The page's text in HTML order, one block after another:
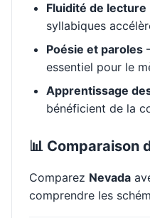
Fluidité de lecture
syllabiques
Poésie et paroles
essentiel pour le
Apprentissage
bénéficient de la
📊 Comparaison
Comparez Nevada
comprendre les